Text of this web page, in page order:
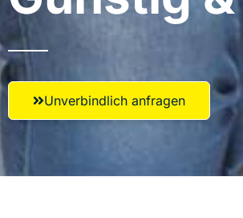
Unverbindlich anfragen